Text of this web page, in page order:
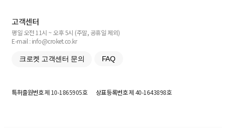
고객센터
평일 오전 11시 ~ 오후 5시 (주말, 공휴일 제외)
E-mail : info@croket.co.kr
크로켓 고객센터 문의 FAQ
특허출원번호제 10-1865905호 상표등록번호제 40-1643898호